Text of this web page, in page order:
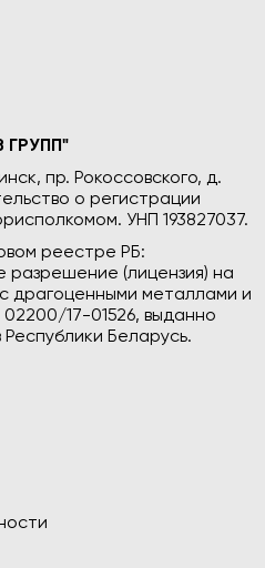
пр. Рокоссовского, д.
о регистрации
УНП 193827037.
реестре РБ:
разрешение (лицензия) на
драгоценными металлами и
17-01526, выданно
Беларусь.